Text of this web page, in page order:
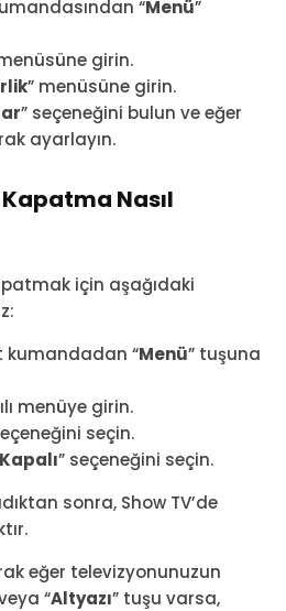
“Menü”
girin.
” menüsüne girin.
” seçeneğini bulun ve eğer
ayarlayın.
Nasıl
için aşağıdaki
kumandadan “Menü” tuşuna
menüye girin.
seçin.
” seçeneğini seçin.
sonra, Show TV’de
eğer televizyonunuzun
“Altyazı” tuşu varsa,